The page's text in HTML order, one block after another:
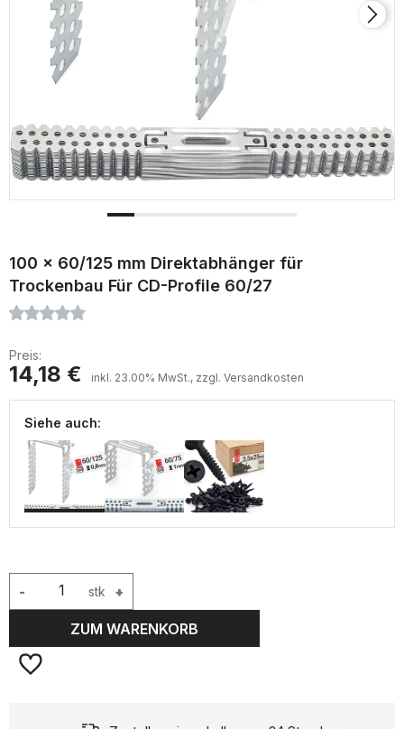
100 x 60/125 mm Direktabhänger für
Trockenbau Für CD-Profile 60/27
Preis:
14,18 € inkl. 23.00% MwSt., zzgl. Versandkosten
Siehe auch:
stk +
-
ZUM WARENKORB